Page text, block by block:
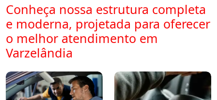
Conheça nossa estrutura completa
e moderna, projetada para oferecer
o melhor atendimento em
Varzelândia